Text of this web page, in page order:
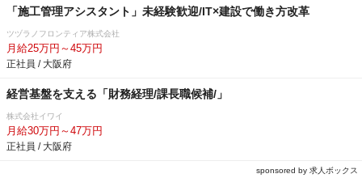
「施工管理アシスタント」未経験歓迎/IT×建設で働き方改革
ツヅラノフロンティア株式会社
月給25万円～45万円
正社員 / 大阪府
経営基盤を支える「財務経理/課長職候補/」
株式会社イワイ
月給30万円～47万円
正社員 / 大阪府
sponsored by 求人ボックス